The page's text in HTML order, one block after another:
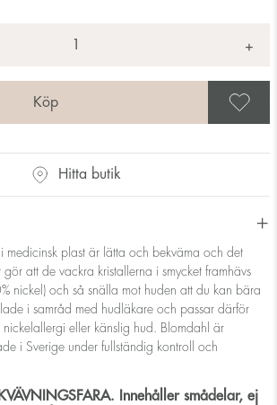
+
Hitta butik
medicinsk plast är lätta och bekväma och det
att de vackra kristallerna i smycket framhävs
nickel) och så snälla mot huden att du kan bära
i samråd med hudläkare och passar därför
eller känslig hud. Blomdahl är
i Sverige under fullständig kontroll och
Innehåller smådelar, ej